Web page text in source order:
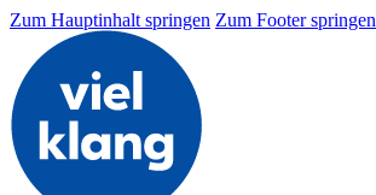
Zum Hauptinhalt springen Zum Footer springen